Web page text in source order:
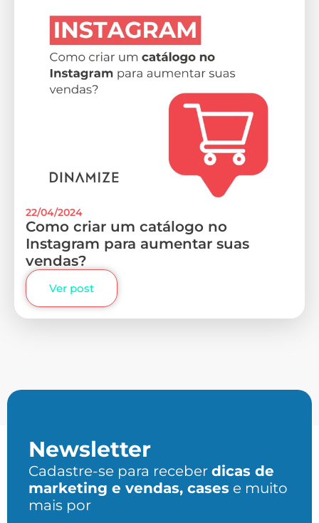
22/04/2024
Como criar um catálogo no
Instagram para aumentar suas
vendas?
Ver post
Newsletter
Cadastre-se para receber dicas de
marketing e vendas, cases e muito
mais por